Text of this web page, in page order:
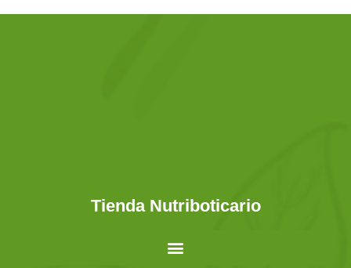
Tienda Nutriboticario